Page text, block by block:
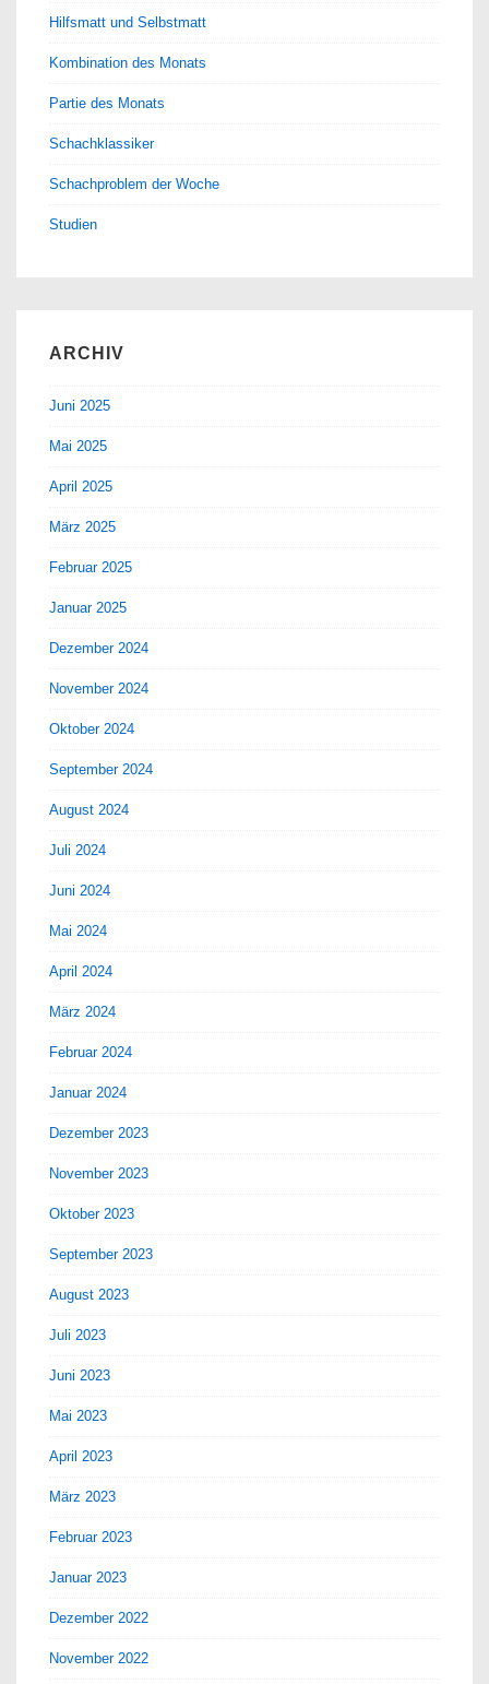
Hilfsmatt und Selbstmatt
Kombination des Monats
Partie des Monats
Schachklassiker
Schachproblem der Woche
Studien
ARCHIV
Juni 2025
Mai 2025
April 2025
März 2025
Februar 2025
Januar 2025
Dezember 2024
November 2024
Oktober 2024
September 2024
August 2024
Juli 2024
Juni 2024
Mai 2024
April 2024
März 2024
Februar 2024
Januar 2024
Dezember 2023
November 2023
Oktober 2023
September 2023
August 2023
Juli 2023
Juni 2023
Mai 2023
April 2023
März 2023
Februar 2023
Januar 2023
Dezember 2022
November 2022